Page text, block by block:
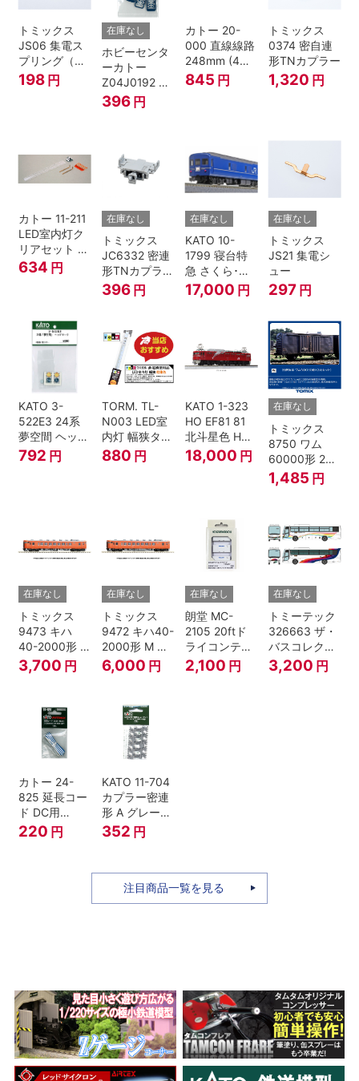
トミックス
JS06 集電ス
プリング（Ｌ
=7.5mm・4個
入） 鉄道模型
198 円
在庫なし
ホビーセンタ
ーカトー
Z04J0192 ク
モハ115 横須
賀色 ジャンパ
396 円
カトー 20-
000 直線線路
248mm (4本
入) Nゲージ
845 円
トミックス
0374 密自連
形TNカプラー
1,320 円
カトー 11-211
LED室内灯ク
リアセット N
ゲージ
634 円
在庫なし
トミックス
JC6332 密連
形TNカプラー
(SPグレー電
連付・211系)
396 円
在庫なし
KATO 10-
1799 寝台特
急 さくら･は
やぶさ/富士
24系 9両セッ
17,000 円
在庫なし
トミックス
JS21 集電シ
ュー
297 円
KATO 3-
522E3 24系
夢空間 ヘッド
マーク 4種各1
792 円
TORM. TL-
N003 LED室
内灯 幅狭タイ
プ・電球色 1
本 鉄道模型
880 円
KATO 1-323
HO EF81 81
北斗星色 HO
ゲージ
18,000 円
在庫なし
トミックス
8750 ワム
60000形 2両
セット Nゲー
ジ
1,485 円
在庫なし
トミックス
9473 キハ
40-2000形 T
Nゲージ
3,700 円
在庫なし
トミックス
9472 キハ40-
2000形 M N
ゲージ
6,000 円
在庫なし
朗堂 MC-
2105 20ftド
ライコンテナ
タイプ
TRANCY
2,100 円
在庫なし
トミーテック
326663 ザ・
バスコレクシ
ョン 西日本鉄
道・九州産交
3,200 円
カトー 24-
825 延長コー
ド DC用
(90cm）
220 円
KATO 11-704
カプラー密連
形 A グレー
(20個入) (ア
ーノルドカプ
352 円
注目商品一覧を見る